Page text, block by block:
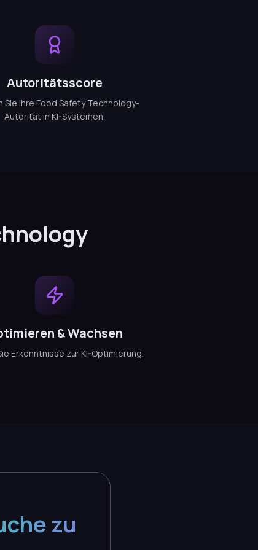
Autoritätsscore
Sie Ihre Food Safety Technology-
Autorität in KI-Systemen.
& Wachsen
Erkenntnisse zur KI-Optimierung.
zu